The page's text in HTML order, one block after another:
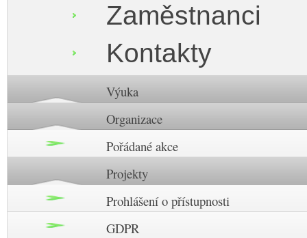
Zaměstnanci
Kontakty
Výuka
Organizace
Pořádané akce
Projekty
Prohlášení o přístupnosti
GDPR